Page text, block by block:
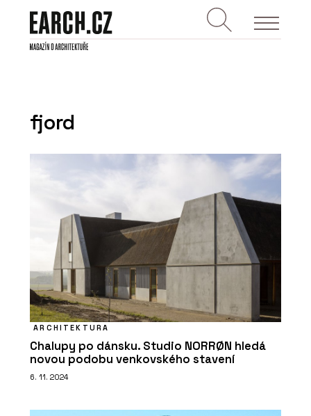
fjord
ARCHITEKTURA
Chalupy po dánsku. Studio NORRØN hledá
novou podobu venkovského stavení
6. 11. 2024